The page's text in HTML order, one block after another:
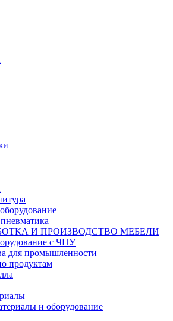
И ПРОИЗВОДСТВО МЕБЕЛИ
с ЧПУ
для промышленности
продуктам
и оборудование